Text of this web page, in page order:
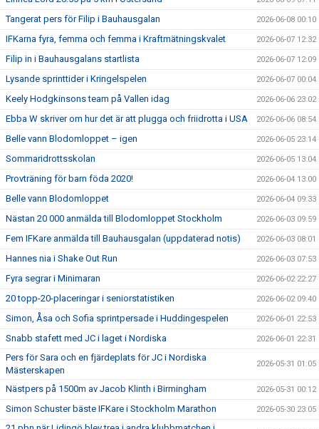
Tangerat pers för Filip i Bauhausgalan 2026-06-08 00:10
IFKarna fyra, femma och femma i Kraftmätningskvalet 2026-06-07 12:32
Filip in i Bauhausgalans startlista 2026-06-07 12:09
Lysande sprinttider i Kringelspelen 2026-06-07 00:04
Keely Hodgkinsons team på Vallen idag 2026-06-06 23:02
Ebba W skriver om hur det är att plugga och friidrotta i USA 2026-06-06 08:54
Belle vann Blodomloppet – igen 2026-06-05 23:14
Sommaridrottsskolan 2026-06-05 13:04
Provträning för barn föda 2020! 2026-06-04 13:00
Belle vann Blodomloppet 2026-06-04 09:33
Nästan 20 000 anmälda till Blodomloppet Stockholm 2026-06-03 09:59
Fem IFKare anmälda till Bauhausgalan (uppdaterad notis) 2026-06-03 08:01
Hannes nia i Shake Out Run 2026-06-03 07:53
Fyra segrar i Minimaran 2026-06-02 22:27
20 topp-20-placeringar i seniorstatistiken 2026-06-02 09:40
Simon, Åsa och Sofia sprintpersade i Huddingespelen 2026-06-01 22:53
Snabb stafett med JC i laget i Nordiska 2026-06-01 22:31
Pers för Sara och en fjärdeplats för JC i Nordiska
Mästerskapen
2026-05-31 01:05
Nästpers på 1500m av Jacob Klinth i Birmingham 2026-05-31 00:12
Simon Schuster bäste IFKare i Stockholm Marathon 2026-05-30 23:05